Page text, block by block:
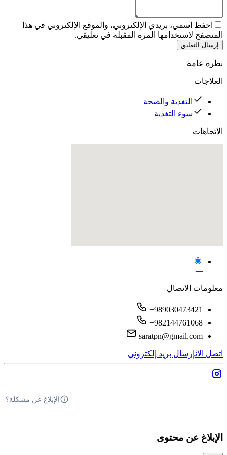
احفظ اسمي، بريدي الإلكتروني، والموقع الإلكتروني في هذا
المتصفح لاستخدامها المرة المقبلة في تعليقي.
إرسال التعليق
نظرة عامة
العلاجات
التغذية والصحة
سوء التغذية
الاتجاهات
—
معلومات الاتصال
+989030473421
+982144761068
saratpn@gmail.com
اتصل الآنإرسال بريد إلكتروني
الإبلاغ عن مشكلة؟
الإبلاغ عن محتوى